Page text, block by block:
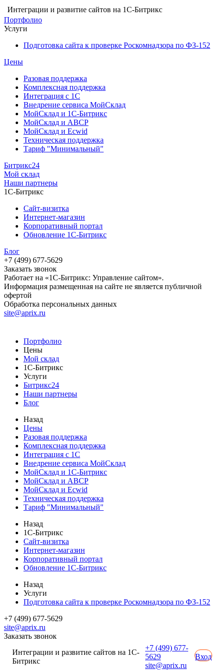
Интеграции и развитие сайтов на 1С-Битрикс
Портфолио
Услуги
Подготовка сайта к проверке Роскомнадзора по ФЗ-152
Цены
Разовая поддержка
Комплексная поддержка
Интеграция с 1С
Внедрение сервиса МойСклад
МойСклад и 1С-Битрикс
МойСклад и ABCP
МойСклад и Ecwid
Техническая поддержка
Тариф "Минимальный"
Битрикс24
Мой склад
Наши партнеры
1С-Битрикс
Сайт-визитка
Интернет-магазин
Корпоративный портал
Обновление 1С-Битрикс
Блог
+7 (499) 677-5629
Заказать звонок
Работает на «1С-Битрикс: Управление сайтом».
Информация размещенная на сайте не является публичной
офертой
Обработка персональных данных
site@aprix.ru
Портфолио
Цены
Мой склад
1С-Битрикс
Услуги
Битрикс24
Наши партнеры
Блог
Назад
Цены
Разовая поддержка
Комплексная поддержка
Интеграция с 1С
Внедрение сервиса МойСклад
МойСклад и 1С-Битрикс
МойСклад и ABCP
МойСклад и Ecwid
Техническая поддержка
Тариф "Минимальный"
Назад
1С-Битрикс
Сайт-визитка
Интернет-магазин
Корпоративный портал
Обновление 1С-Битрикс
Назад
Услуги
Подготовка сайта к проверке Роскомнадзора по ФЗ-152
+7 (499) 677-5629
site@aprix.ru
Заказать звонок
Интеграции и развитие сайтов на 1С-
Битрикс
+7 (499) 677-
5629
site@aprix.ru
Вход